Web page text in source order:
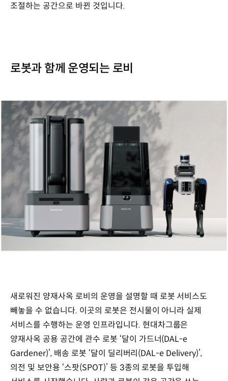
조절하는 공간으로 바뀐 것입니다.
로봇과 함께 운영되는 로비
새로워진 양재사옥 로비의 운영을 설명할 때 로봇 서비스도
빼놓을 수 없습니다. 이곳의 로봇은 전시물이 아니라 실제
서비스를 수행하는 운영 인프라입니다. 현대차그룹은
양재사옥 공용 공간에 관수 로봇 ‘달이 가드너(DAL-e
Gardener)’, 배송 로봇 ‘달이 딜리버리(DAL-e Delivery)’,
의전 및 보안용 ‘스팟(SPOT)’ 등 3종의 로봇을 투입해